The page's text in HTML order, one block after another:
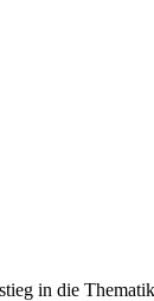
in die